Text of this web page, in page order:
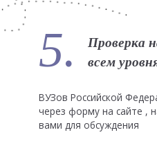
5.
Проверка
всем
ВУЗов Российской
через форму на сайте ,
вами для обсуждения